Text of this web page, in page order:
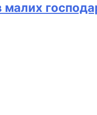
малих